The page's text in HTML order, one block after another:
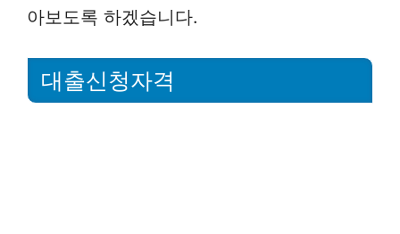
아보도록 하겠습니다.
대출신청자격